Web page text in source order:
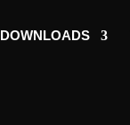
DOWNLOADS